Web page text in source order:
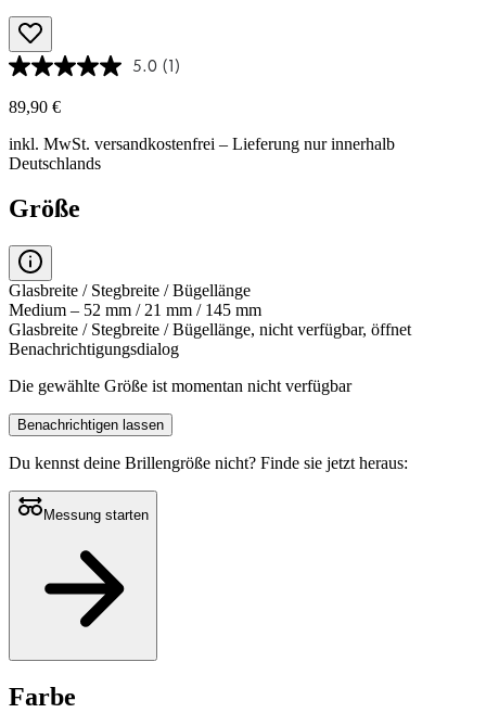
5.0 (1)
89,90 €
inkl. MwSt. versandkostenfrei – Lieferung nur innerhalb
Deutschlands
Größe
Glasbreite / Stegbreite / Bügellänge
Medium – 52 mm / 21 mm / 145 mm
Glasbreite / Stegbreite / Bügellänge, nicht verfügbar, öffnet
Benachrichtigungsdialog
Die gewählte Größe ist momentan nicht verfügbar
Benachrichtigen lassen
Du kennst deine Brillengröße nicht? Finde sie jetzt heraus:
Messung starten
Farbe